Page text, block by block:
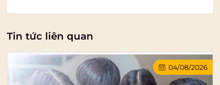
Tin tức liên quan
04/08/2026